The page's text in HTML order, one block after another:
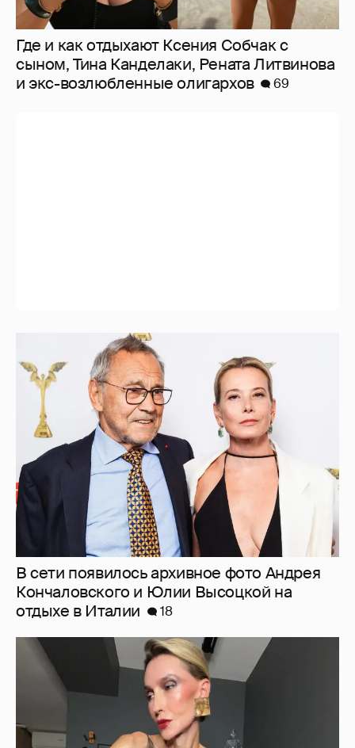
Где и как отдыхают Ксения Собчак с
сыном, Тина Канделаки, Рената Литвинова
и экс-возлюбленные олигархов
69
В сети появилось архивное фото Андрея
Кончаловского и Юлии Высоцкой на
отдыхе в Италии
18
"Люблю своё тело". 52-летняя Наталья
Максимова показала фигуру в "голых"